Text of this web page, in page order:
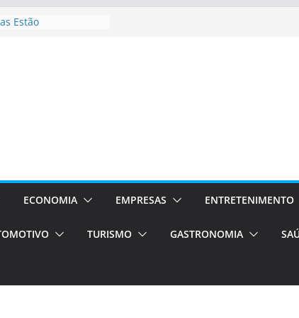
Estão
em Porto
de transfer,
de alto padrão
bolsas –
para o segundo
únicas e
de volta!
ECONOMIA EMPRESAS ENTRETENIMENTO
TURISMO GASTRONOMIA